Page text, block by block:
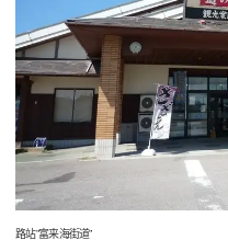
路站”富来海街道”